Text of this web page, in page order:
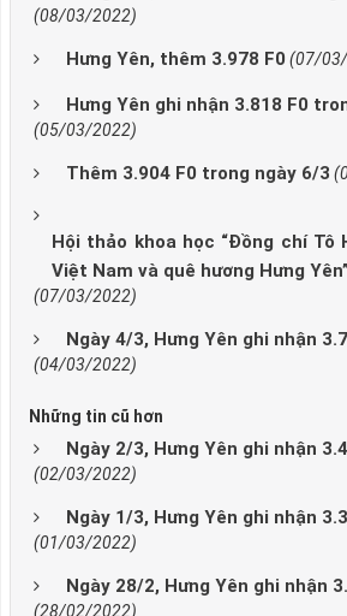
(08/03/2022)
Hưng Yên, thêm 3.978 F0 (07/
Hưng Yên ghi nhận 3.818 F0
(05/03/2022)
Thêm 3.904 F0 trong ngày 6/3
Hội thảo khoa học “Đồng chí Tô
Việt Nam và quê hương Hưng Yên”
(07/03/2022)
Ngày 4/3, Hưng Yên ghi nhận
(04/03/2022)
Những tin cũ hơn
Ngày 2/3, Hưng Yên ghi nhận
(02/03/2022)
Ngày 1/3, Hưng Yên ghi nhận
(01/03/2022)
Ngày 28/2, Hưng Yên ghi nhận
(28/02/2022)